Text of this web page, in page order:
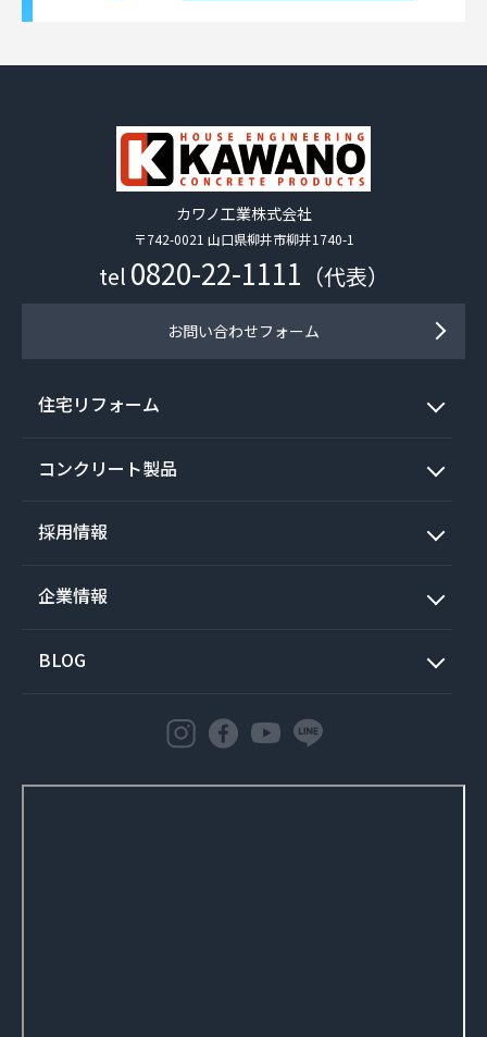
カワノ工業株式会社
〒742-0021 山口県柳井市柳井1740-1
tel 0820-22-1111 （代表）
お問い合わせフォーム
住宅リフォーム
コンクリート製品
採用情報
企業情報
BLOG